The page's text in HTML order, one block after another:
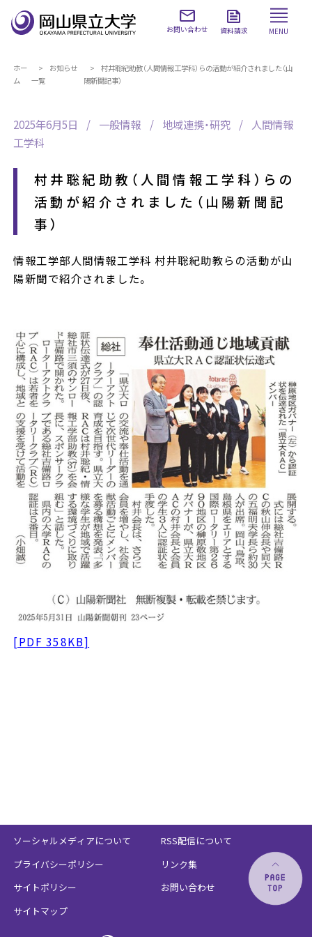
お問い合わせ 資料請求 MENU
ホー
ム
お知らせ
一覧
村井聡紀助教（人間情報工学科）らの活動が紹介されました（山
陽新聞記事）
2025年6月5日 一般情報 地域連携・研究
人間情報
工学科
村井聡紀助教（人間情報工学科）らの
活動が紹介されました（山陽新聞記
事）
情報工学部人間情報工学科 村井聡紀助教らの活動が山
陽新聞で紹介されました。
[PDF 358KB]
ソーシャルメディアについて
プライバシーポリシー
サイトポリシー
サイトマップ
RSS配信について
リンク集
お問い合わせ